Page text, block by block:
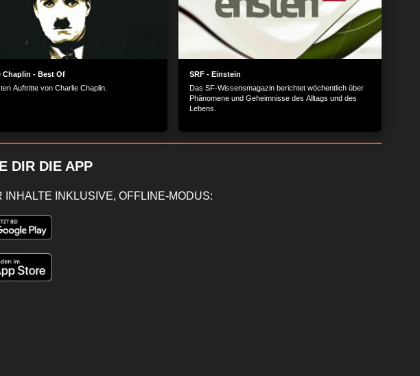
Chaplin - Best Of
Auftritte von Charlie Chaplin.
SRF - Einstein
Das SF-Wissensmagazin berichtet wöchentlich über
Phänomene und Geheimnisse des Alltags und des
Lebens.
DIR DIE APP
INHALTE INKLUSIVE, OFFLINE-MODUS: